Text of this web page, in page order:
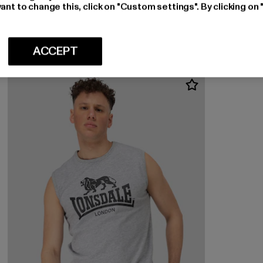
DOLTON
to change this, click on "Custom settings". By clicking
ACCEPT